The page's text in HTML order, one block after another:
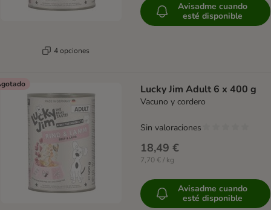
4 opciones
Avisadme cuando
esté disponible
Lucky Jim Adult 6 x 400 g
Vacuno y cordero
18,49 €
7,70 € / kg
Sin valoraciones
Avisadme cuando
esté disponible